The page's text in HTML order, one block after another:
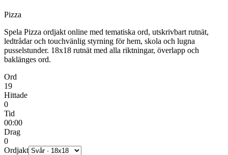
Pizza
Spela Pizza ordjakt online med tematiska ord, utskrivbart rutnät,
ledtrådar och touchvänlig styrning för hem, skola och lugna
pusselstunder. 18x18 rutnät med alla riktningar, överlapp och
baklänges ord.
Ord
19
Hittade
0
Tid
00:00
Drag
0
Ordjakt